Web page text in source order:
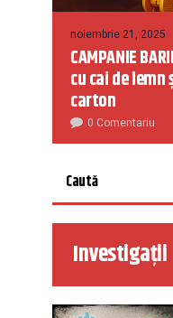
noiembrie 21, 2025
CAMPANIE
cu cai de
carton
0 Comentariu
Investigații